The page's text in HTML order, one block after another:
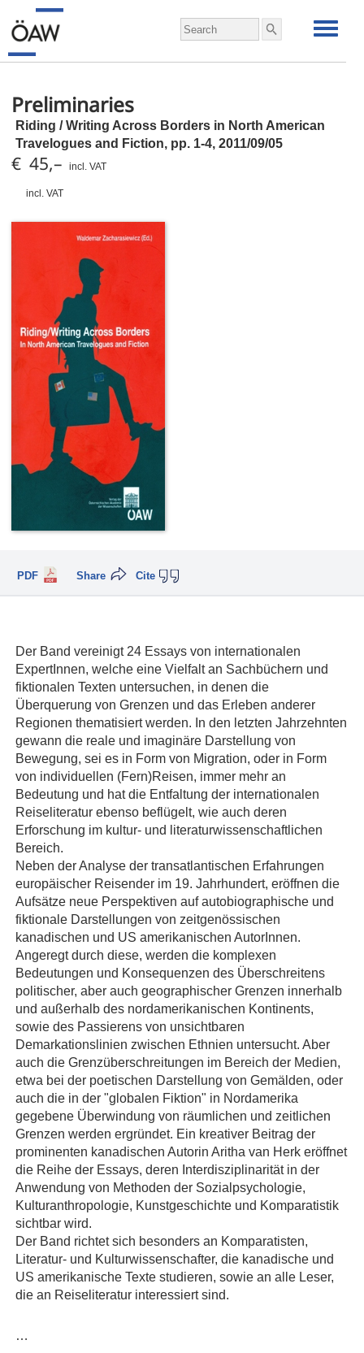
Preliminaries
Riding / Writing Across Borders in North American
Travelogues and Fiction, pp. 1-4, 2011/09/05
€ 45,– incl. VAT
incl. VAT
PDF Cite
Share
Der Band vereinigt 24 Essays von internationalen
ExpertInnen, welche eine Vielfalt an Sachbüchern und
fiktionalen Texten untersuchen, in denen die
Überquerung von Grenzen und das Erleben anderer
Regionen thematisiert werden. In den letzten Jahrzehnten
gewann die reale und imaginäre Darstellung von
Bewegung, sei es in Form von Migration, oder in Form
von individuellen (Fern)Reisen, immer mehr an
Bedeutung und hat die Entfaltung der internationalen
Reiseliteratur ebenso beflügelt, wie auch deren
Erforschung im kultur- und literaturwissenschaftlichen
Bereich.
Neben der Analyse der transatlantischen Erfahrungen
europäischer Reisender im 19. Jahrhundert, eröffnen die
Aufsätze neue Perspektiven auf autobiographische und
fiktionale Darstellungen von zeitgenössischen
kanadischen und US amerikanischen AutorInnen.
Angeregt durch diese, werden die komplexen
Bedeutungen und Konsequenzen des Überschreitens
politischer, aber auch geographischer Grenzen innerhalb
und außerhalb des nordamerikanischen Kontinents,
sowie des Passierens von unsichtbaren
Demarkationslinien zwischen Ethnien untersucht. Aber
auch die Grenzüberschreitungen im Bereich der Medien,
etwa bei der poetischen Darstellung von Gemälden, oder
auch die in der "globalen Fiktion" in Nordamerika
gegebene Überwindung von räumlichen und zeitlichen
Grenzen werden ergründet. Ein kreativer Beitrag der
prominenten kanadischen Autorin Aritha van Herk eröffnet
die Reihe der Essays, deren Interdisziplinarität in der
Anwendung von Methoden der Sozialpsychologie,
Kulturanthropologie, Kunstgeschichte und Komparatistik
sichtbar wird.
Der Band richtet sich besonders an Komparatisten,
Literatur- und Kulturwissenschafter, die kanadische und
US amerikanische Texte studieren, sowie an alle Leser,
die an Reiseliteratur interessiert sind.
…